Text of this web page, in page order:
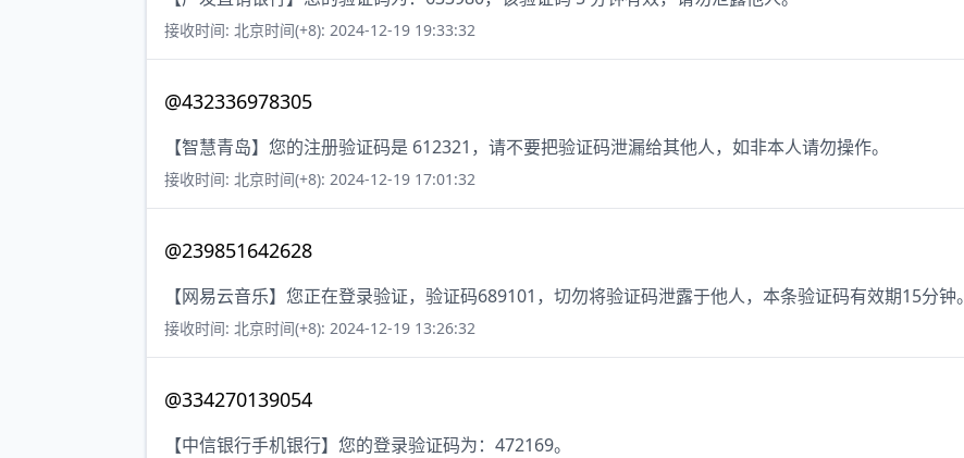
接收时间: 北京时间(+8): 2024-12-19 19:33:32
@432336978305
【智慧青岛】您的注册验证码是 612321，请不要把验证码泄漏给其他人，如非本人请勿操作。
接收时间: 北京时间(+8): 2024-12-19 17:01:32
@239851642628
【网易云音乐】您正在登录验证，验证码689101，切勿将验证码泄露于他人，本条验证码有效期15分钟。
接收时间: 北京时间(+8): 2024-12-19 13:26:32
@334270139054
【中信银行手机银行】您的登录验证码为：472169。